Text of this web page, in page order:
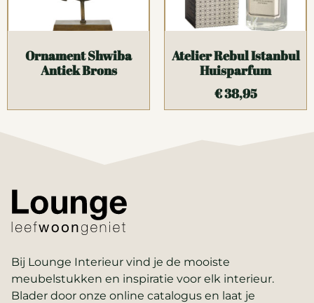
Ornament Shwiba
Antiek Brons
Atelier Rebul Istanbul
Huisparfum
€38,95
Bij Lounge Interieur vind je de mooiste
meubelstukken en inspiratie voor elk interieur.
Blader door onze online catalogus en laat je